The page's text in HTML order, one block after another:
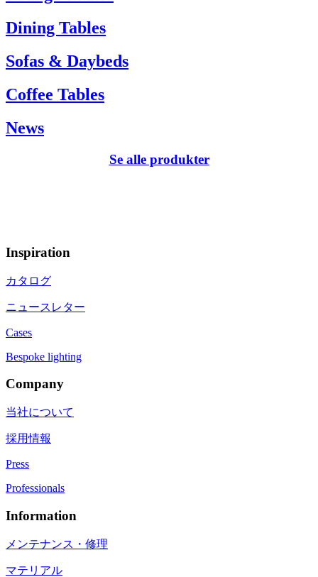
Dining Tables
Sofas & Daybeds
Coffee Tables
News
Se alle produkter
Inspiration
カタログ
ニュースレター
Cases
Bespoke lighting
Company
当社について
採用情報
Press
Professionals
Information
メンテナンス・修理
マテリアル